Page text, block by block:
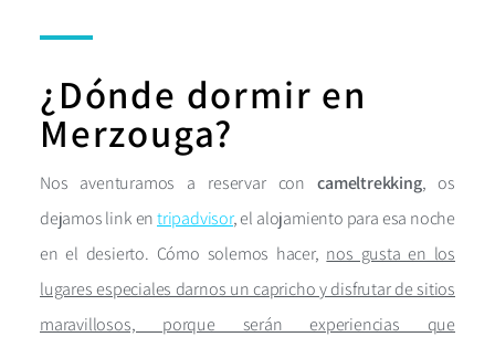
¿Dónde dormir en
Merzouga?
Nos aventuramos a reservar concameltrekking, os
dejamos link entripadvisor, el alojamiento para esa noche
en el desierto. Cómo solemos hacer, nos gusta en los
lugares especiales darnos un capricho y disfrutar de sitios
maravillosos, porque serán experiencias que